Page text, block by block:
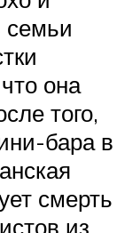
семьи
она
того,
бара в
смерть
из